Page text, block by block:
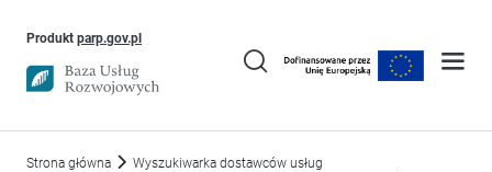
Produkt parp.gov.plUwaga, link otworzy się w nowym oknie
Strona główna
Wyszukiwarka dostawców usług